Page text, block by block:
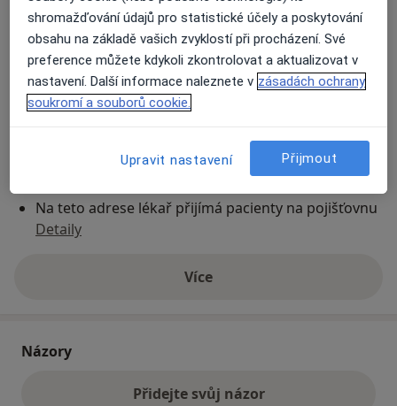
Přiblížit mapuse otevře v nové záložce
Dostupnost
Na této adrese online kalendář není aktivní
Na teto adrese lékař přijímá pacienty na pojišťovnu
Detaily
Víceo adrese
Názory
Přidejte svůj názor
shromažďování údajů pro statistické účely a poskytování
obsahu na základě vašich zvyklostí při procházení. Své
preference můžete kdykoli zkontrolovat a aktualizovat v
nastavení. Další informace naleznete v zásadách ochrany
soukromí a souborů cookie.
Upravit nastavení Přijmout